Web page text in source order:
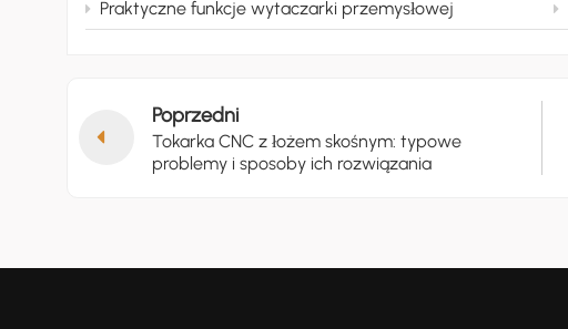
Praktyczne funkcje wytaczarki przemysłowej
Poprzedni
Tokarka CNC z łożem skośnym: typowe
problemy i sposoby ich rozwiązania